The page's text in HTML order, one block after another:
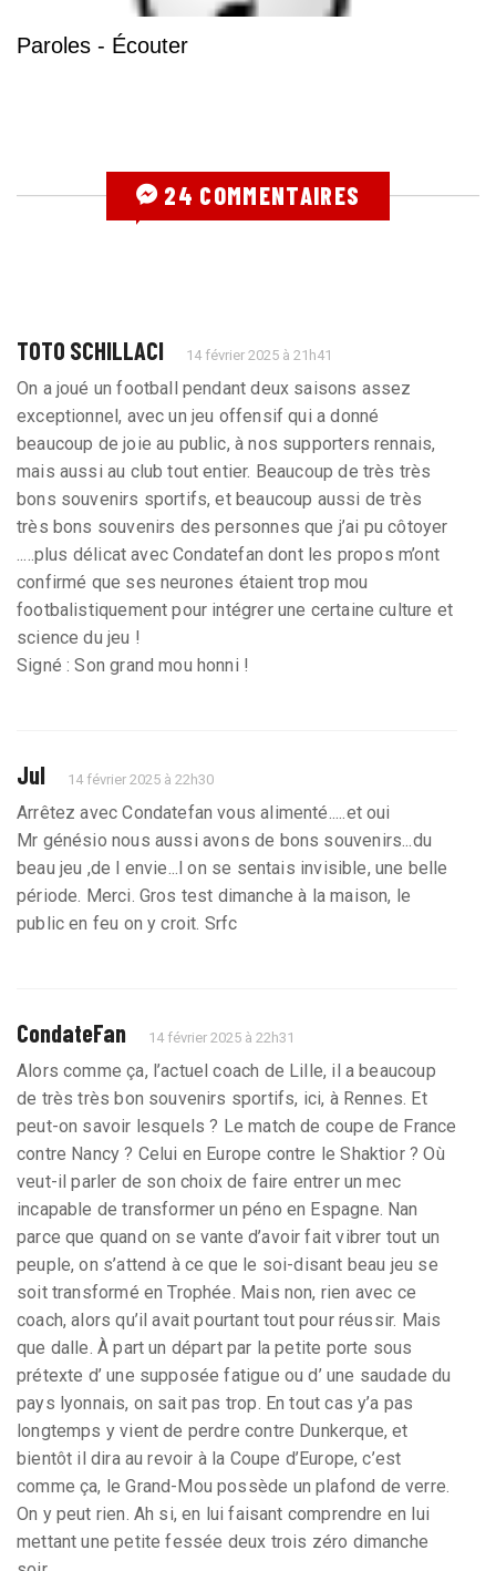
Paroles - Écouter
24 COMMENTAIRES
TOTO SCHILLACI 14 février 2025 à 21h41
On a joué un football pendant deux saisons assez
exceptionnel, avec un jeu offensif qui a donné
beaucoup de joie au public, à nos supporters rennais,
mais aussi au club tout entier. Beaucoup de très très
bons souvenirs sportifs, et beaucoup aussi de très
très bons souvenirs des personnes que j’ai pu côtoyer
.....plus délicat avec Condatefan dont les propos m’ont
confirmé que ses neurones étaient trop mou
footbalistiquement pour intégrer une certaine culture et
science du jeu !
Signé : Son grand mou honni !
Jul 14 février 2025 à 22h30
Arrêtez avec Condatefan vous alimenté.....et oui
Mr génésio nous aussi avons de bons souvenirs...du
beau jeu ,de l envie...l on se sentais invisible, une belle
période. Merci. Gros test dimanche à la maison, le
public en feu on y croit. Srfc
CondateFan 14 février 2025 à 22h31
Alors comme ça, l’actuel coach de Lille, il a beaucoup
de très très bon souvenirs sportifs, ici, à Rennes. Et
peut-on savoir lesquels ? Le match de coupe de France
contre Nancy ? Celui en Europe contre le Shaktior ? Où
veut-il parler de son choix de faire entrer un mec
incapable de transformer un péno en Espagne. Nan
parce que quand on se vante d’avoir fait vibrer tout un
peuple, on s’attend à ce que le soi-disant beau jeu se
soit transformé en Trophée. Mais non, rien avec ce
coach, alors qu’il avait pourtant tout pour réussir. Mais
que dalle. À part un départ par la petite porte sous
prétexte d’ une supposée fatigue ou d’ une saudade du
pays lyonnais, on sait pas trop. En tout cas y’a pas
longtemps y vient de perdre contre Dunkerque, et
bientôt il dira au revoir à la Coupe d’Europe, c’est
comme ça, le Grand-Mou possède un plafond de verre.
On y peut rien. Ah si, en lui faisant comprendre en lui
mettant une petite fessée deux trois zéro dimanche